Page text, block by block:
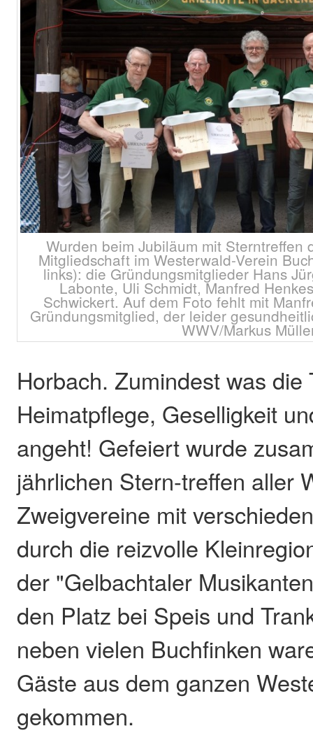
Wurden beim Jubiläum mit Sterntreffen
Mitgliedschaft im Westerwald-Verein
links): die Gründungsmitglieder Hans
Labonte, Uli Schmidt, Manfred
Schwickert. Auf dem Foto fehlt mit
Gründungsmitglied, der leider
WWV/Markus
Horbach. Zumindest was die
Heimatpflege, Geselligkeit
angeht! Gefeiert wurde
jährlichen Stern-treffen aller
Zweigvereine mit
durch die reizvolle
der "Gelbachtaler
den Platz bei Speis und
neben vielen Buchfinken
Gäste aus dem ganzen
gekommen.